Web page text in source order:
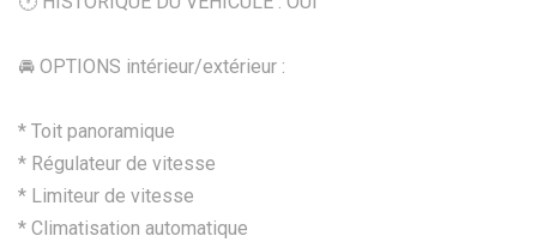
🚘 OPTIONS intérieur/extérieur :
* Toit panoramique
* Régulateur de vitesse
* Limiteur de vitesse
* Climatisation automatique